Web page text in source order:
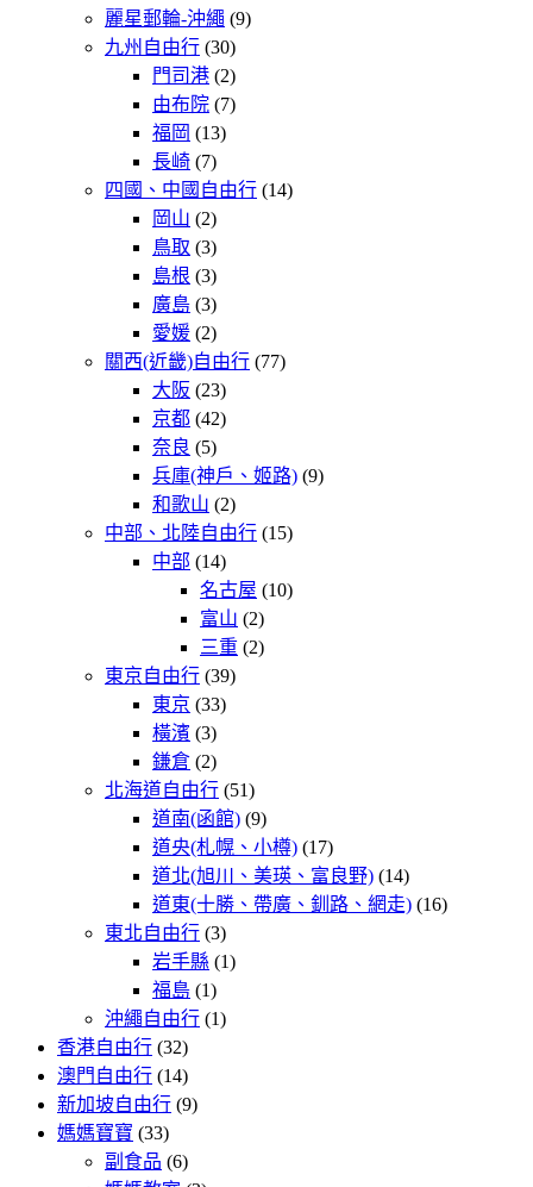
麗星郵輪-沖繩 (9)
九州自由行 (30)
門司港 (2)
由布院 (7)
福岡 (13)
長崎 (7)
四國、中國自由行 (14)
岡山 (2)
鳥取 (3)
島根 (3)
廣島 (3)
愛媛 (2)
關西(近畿)自由行 (77)
大阪 (23)
京都 (42)
奈良 (5)
兵庫(神戶、姬路) (9)
和歌山 (2)
中部、北陸自由行 (15)
中部 (14)
名古屋 (10)
富山 (2)
三重 (2)
東京自由行 (39)
東京 (33)
橫濱 (3)
鎌倉 (2)
北海道自由行 (51)
道南(函館) (9)
道央(札幌、小樽) (17)
道北(旭川、美瑛、富良野) (14)
道東(十勝、帶廣、釧路、網走) (16)
東北自由行 (3)
岩手縣 (1)
福島 (1)
沖繩自由行 (1)
香港自由行 (32)
澳門自由行 (14)
新加坡自由行 (9)
媽媽寶寶 (33)
副食品 (6)